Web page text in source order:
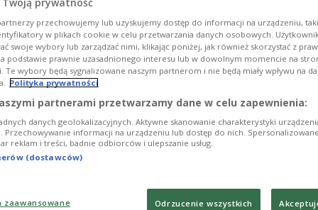
samych produktów, to już potrawy
dziś sposób. Wigilia to dzień postny, a
pojawić się ryby. Wykorzystywano także nabiał
i orzechów.
Twoją prywatność
przechowujemy lub uzyskujemy dostęp do informacji na urządzeniu,
w plikach cookie w celu przetwarzania danych osobowych.
swoje wybory lub zarządzać nimi, klikając poniżej, jak również skorzystać z
podstawie prawnie uzasadnionego interesu lub w dowolnym momencie na
Te wybory będą sygnalizowane naszym partnerom i nie będą miały wpływu na
Polityka prywatności
partnerami przetwarzamy dane w celu zapewnienia:
danych geolokalizacyjnych. Aktywne skanowanie charakterystyki
Przechowywanie informacji na urządzeniu lub dostęp do nich.
reklam i treści, badnie odbiorców i ulepszanie usług.
(dostawców)
zaawansowane Odrzucenie wszystkich